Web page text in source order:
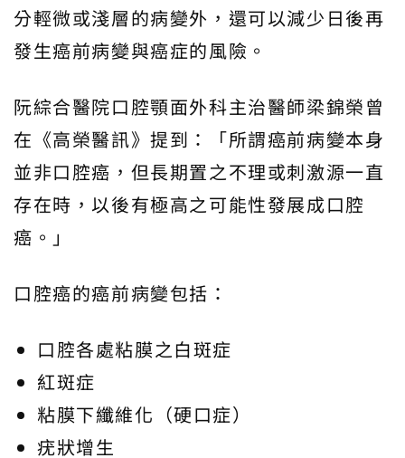
分輕微或淺層的病變外，還可以減少日後再
發生癌前病變與癌症的風險。
阮綜合醫院口腔顎面外科主治醫師梁錦榮曾
在《高榮醫訊》提到：「所謂癌前病變本身
並非口腔癌，但長期置之不理或刺激源一直
存在時，以後有極高之可能性發展成口腔
癌。」
口腔癌的癌前病變包括：
口腔各處粘膜之白斑症
紅斑症
粘膜下纖維化（硬口症）
疣狀增生